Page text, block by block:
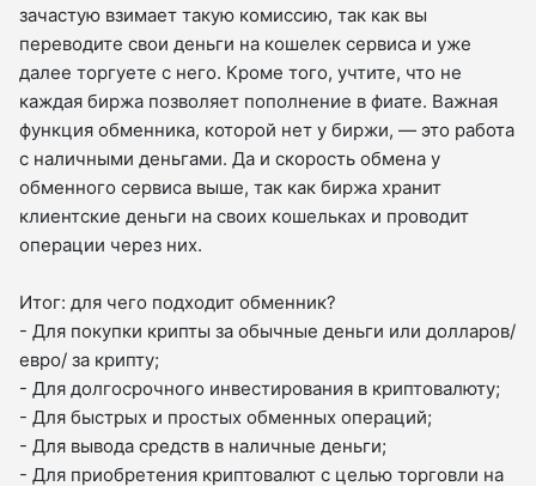
зачастую взимает такую комиссию, так как вы
переводите свои деньги на кошелек сервиса и уже
далее торгуете с него. Кроме того, учтите, что не
каждая биржа позволяет пополнение в фиате. Важная
функция обменника, которой нет у биржи, — это работа
с наличными деньгами. Да и скорость обмена у
обменного сервиса выше, так как биржа хранит
клиентские деньги на своих кошельках и проводит
операции через них.
Итог: для чего подходит обменник?
- Для покупки крипты за обычные деньги или долларов/
евро/ за крипту;
- Для долгосрочного инвестирования в криптовалюту;
- Для быстрых и простых обменных операций;
- Для вывода средств в наличные деньги;
- Для приобретения криптовалют с целью торговли на